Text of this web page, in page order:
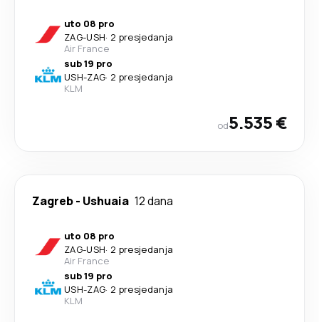
uto 08 pro
ZAG-USH· 2 presjedanja
Air France
sub 19 pro
USH-ZAG· 2 presjedanja
KLM
od5.535 €
Zagreb- Ushuaia 12 dana
uto 08 pro
ZAG-USH· 2 presjedanja
Air France
sub 19 pro
USH-ZAG· 2 presjedanja
KLM